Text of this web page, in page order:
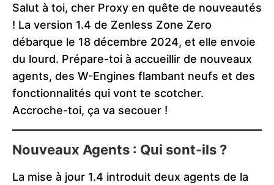
Salut à toi, cher Proxy en quête de nouveautés
! La version 1.4 de Zenless Zone Zero
débarque le 18 décembre 2024, et elle envoie
du lourd. Prépare-toi à accueillir de nouveaux
agents, des W-Engines flambant neufs et des
fonctionnalités qui vont te scotcher.
Accroche-toi, ça va secouer !
Nouveaux Agents : Qui sont-ils ?
La mise à jour 1.4 introduit deux agents de la